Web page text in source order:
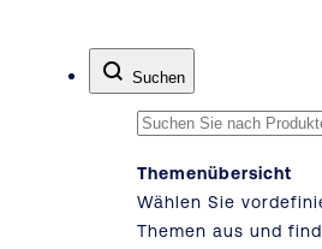
Suchen
Themenübersicht
Wählen Sie
Themen aus und